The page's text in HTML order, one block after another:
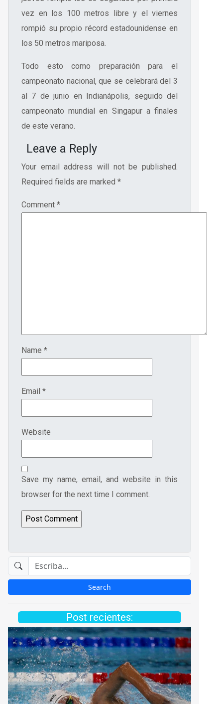
vez en los 100 metros libre y el viernes
rompió su propio récord estadounidense en
los 50 metros mariposa.
Todo esto como preparación para el
campeonato nacional, que se celebrará del 3
al 7 de junio en Indianápolis, seguido del
campeonato mundial en Singapur a finales
de este verano.
Leave a Reply
Your email address will not be published.
Required fields are marked *
Comment *
Name *
Email *
Website
Save my name, email, and website in this
browser for the next time I comment.
Post recientes: